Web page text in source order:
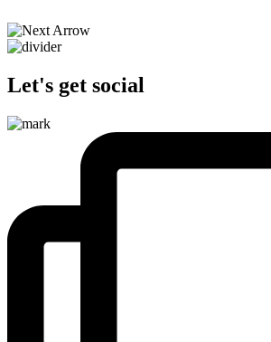
Let's get social